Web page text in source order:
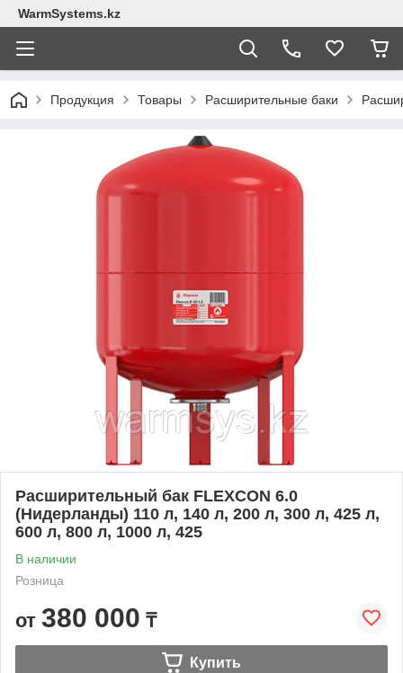
WarmSystems.kz
Продукция Товары Расширительные баки
Расширительный бак FLEXCON 6.0
(Нидерланды) 110 л, 140 л, 200 л, 300 л, 425 л,
600 л, 800 л, 1000 л, 425
В наличии
Розница
от 380 000 ₸
Купить